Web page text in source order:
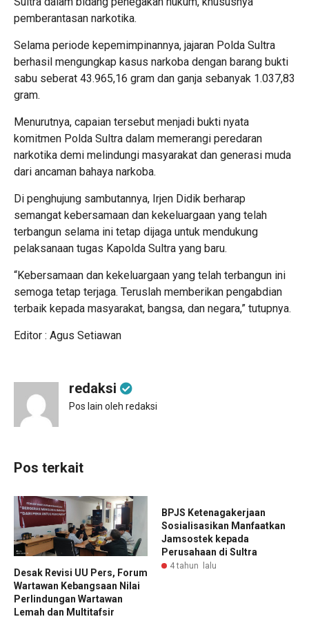
pemberantasan narkotika.
Selama periode kepemimpinannya, jajaran Polda Sultra
berhasil mengungkap kasus narkoba dengan barang bukti
sabu seberat 43.965,16 gram dan ganja sebanyak 1.037,83
gram.
Menurutnya, capaian tersebut menjadi bukti nyata
komitmen Polda Sultra dalam memerangi peredaran
narkotika demi melindungi masyarakat dan generasi muda
dari ancaman bahaya narkoba.
Di penghujung sambutannya, Irjen Didik berharap
semangat kebersamaan dan kekeluargaan yang telah
terbangun selama ini tetap dijaga untuk mendukung
pelaksanaan tugas Kapolda Sultra yang baru.
“Kebersamaan dan kekeluargaan yang telah terbangun ini
semoga tetap terjaga. Teruslah memberikan pengabdian
terbaik kepada masyarakat, bangsa, dan negara,” tutupnya.
Editor : Agus Setiawan
redaksi
Pos lain oleh redaksi
Pos terkait
Desak Revisi UU Pers, Forum
Wartawan Kebangsaan Nilai
Perlindungan Wartawan
Lemah dan Multitafsir
BPJS Ketenagakerjaan
Sosialisasikan Manfaatkan
Jamsostek kepada
Perusahaan di Sultra
4 tahun lalu